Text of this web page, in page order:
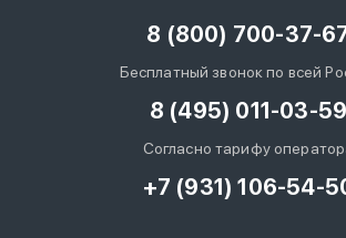
8 (800) 700-37-
Бесплатный звонок по всей
8 (495) 011-03-59
Согласно тарифу
+7 (931) 106-54-